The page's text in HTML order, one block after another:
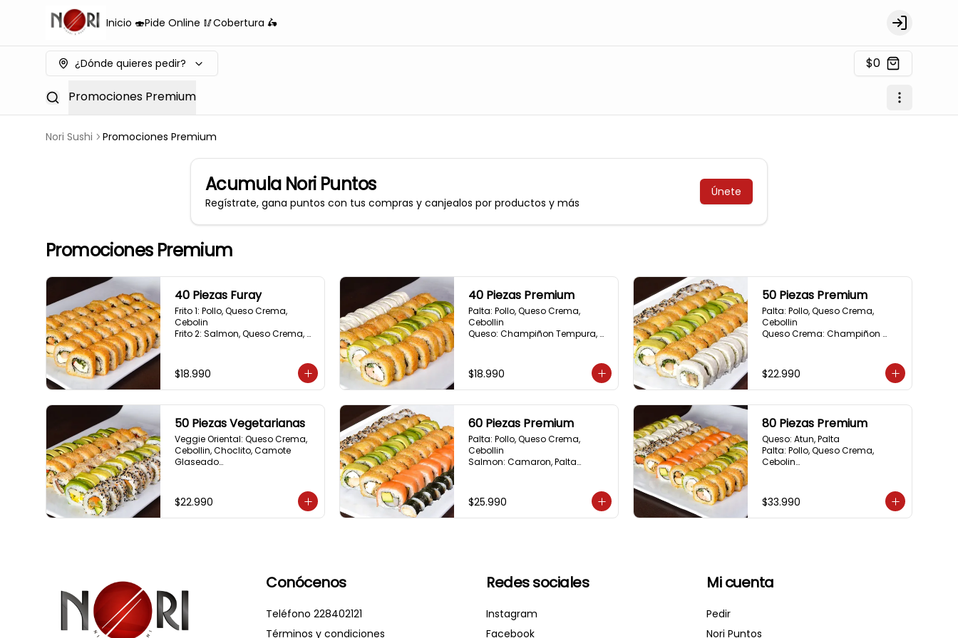
Inicio 🍣Pide Online 🥢Cobertura 🛵 Login
¿Dónde quieres pedir? $0
Promociones Premium
Nori Sushi Promociones Premium
Acumula Nori Puntos
Regístrate, gana puntos con tus compras y canjealos por productos y más
Únete
Promociones Premium
40 Piezas Furay
Frito 1: Pollo, Queso Crema,
Cebolin
Frito 2: Salmon, Queso Crema,
Cebollin
Frito 4: Kanikama, Queso Crema,
Cebollin
$18.990
40 Piezas Premium
Palta: Pollo, Queso Crema,
Cebollin
Queso: Champiñon Tempura,
Crema,Cebollin
Frito 2: Salmon,Queso Crema,
Cebollin
$18.990
50 Piezas Premium
Palta: Pollo, Queso Crema,
Cebollin
Queso Crema: Champiñon
Sesamo: Salmon, Cebollin
Frito 1: Camaron, Queso Crema,
Cebollin
Frito 2: Pollo, Queso Crema,
$22.990
50 Piezas Vegetarianas
Veggie Oriental: Queso Crema,
Cebollin, Choclito, Camote
Glaseado
Apanada
Avocado Veggie:	Palmito,
Choclito, Queso Crema, Cebollin
$22.990
60 Piezas Premium
Palta: Pollo, Queso Crema,
Cebollin
Salmon: Camaron, Palta
Cebollin
Frito 2: Champiñon Tempura,
Pimenton, Queso Crema
$25.990
80 Piezas Premium
Queso: Atun, Palta
Palta: Pollo, Queso Crema,
Cebolin
Palta: Camaron, Queso Crema
Frito 1: Champiñon Tempura,
Pimenton, Queso Crema
$33.990
Conócenos
Teléfono 228402121
Términos y condiciones
Redes sociales
Instagram
Facebook
Mi cuenta
Pedir
Nori Puntos